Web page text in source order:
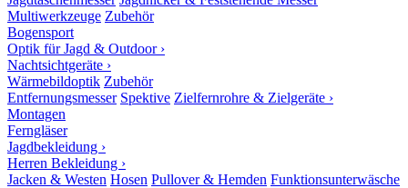
Multiwerkzeuge Zubehör
Bogensport
Optik für Jagd & Outdoor ›
Nachtsichtgeräte ›
Wärmebildoptik Zubehör
Entfernungsmesser Spektive Zielfernrohre & Zielgeräte ›
Montagen
Ferngläser
Jagdbekleidung ›
Herren Bekleidung ›
Jacken & Westen Hosen Pullover & Hemden Funktionsunterwäsche